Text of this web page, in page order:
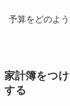
予算をどのよ
家計簿をつ
する